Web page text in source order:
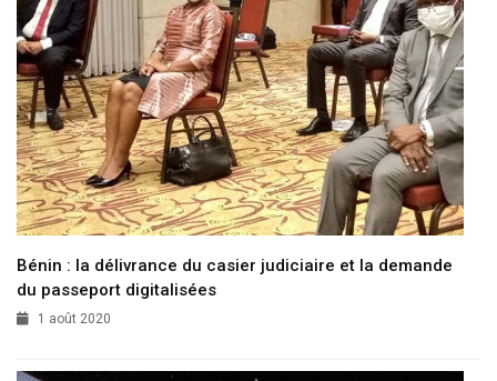
Bénin : la délivrance du casier judiciaire et la demande
du passeport digitalisées
1 août 2020